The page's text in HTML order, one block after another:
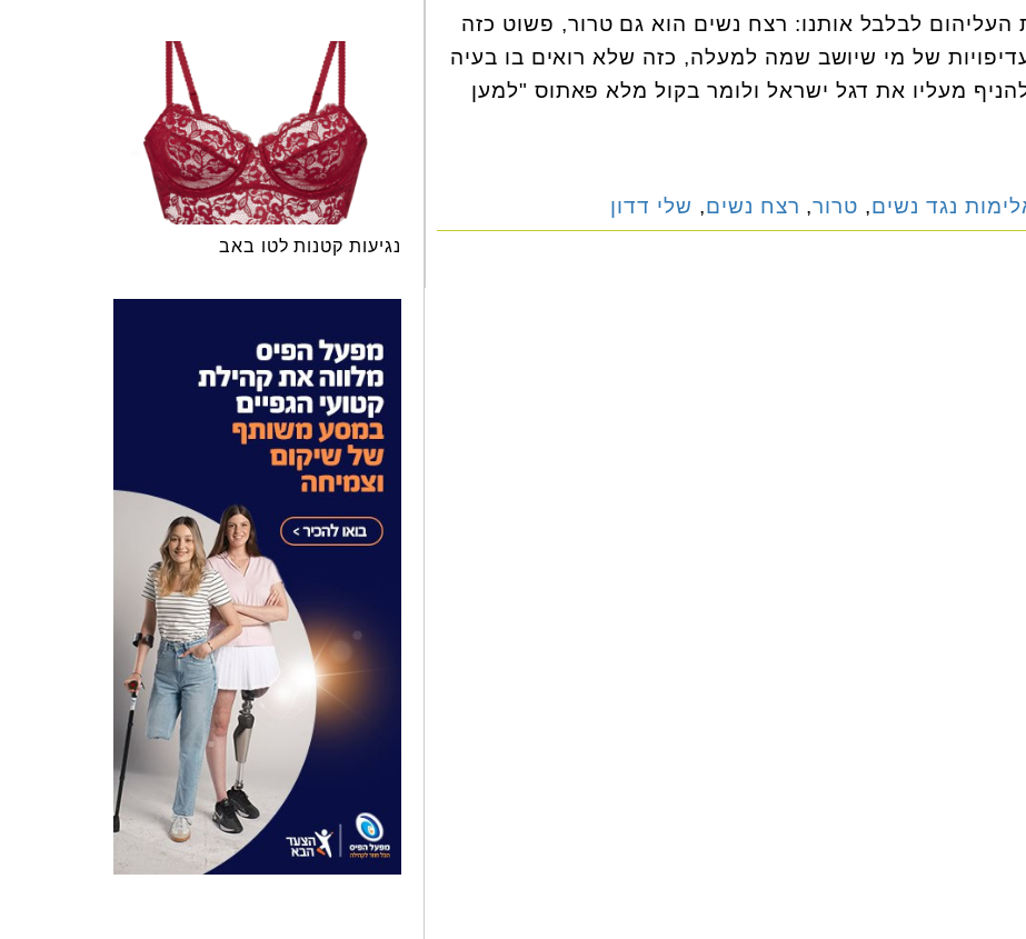
העליהום לבלבל אותנו: רצח נשים הוא גם טרור, פשוט כזה
של מי שיושב שמה למעלה, כזה שלא רואים בו בעיה
מעליו את דגל ישראל ולומר בקול מלא פאתוס "למען
נגד נשים, טרור, רצח נשים, שלי דדון
נגיעות קטנות לטו באב